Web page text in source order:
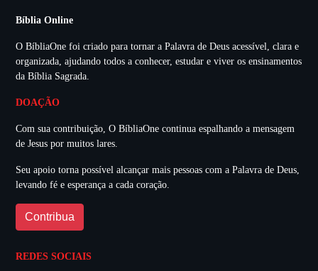
Bíblia Online
O BíbliaOne foi criado para tornar a Palavra de Deus acessível, clara e
organizada, ajudando todos a conhecer, estudar e viver os ensinamentos
da Bíblia Sagrada.
DOAÇÃO
Com sua contribuição, O BíbliaOne continua espalhando a mensagem
de Jesus por muitos lares.
Seu apoio torna possível alcançar mais pessoas com a Palavra de Deus,
levando fé e esperança a cada coração.
Contribua
REDES SOCIAIS